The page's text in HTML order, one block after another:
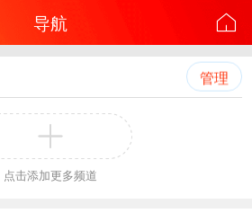
导航
管理
点击添加更多频道